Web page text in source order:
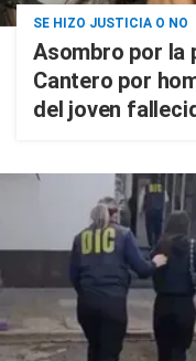
SE HIZO JUSTICIA O NO
Asombro por la
Cantero por
del joven